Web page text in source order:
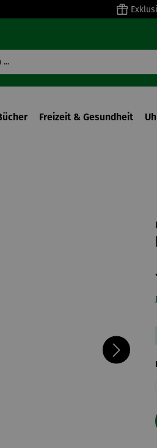
Freizeit & Gesundheit